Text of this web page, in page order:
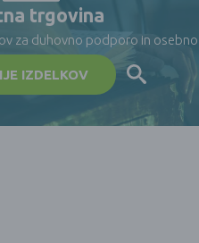
trgovina
za duhovno podporo in
IZDELKOV